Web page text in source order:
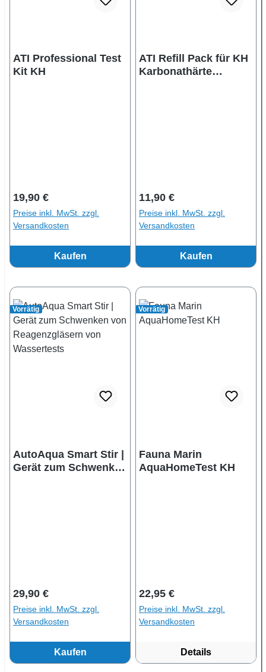
ATI Professional Test
Kit KH
Regulärer Preis:
19,90 €
Preise inkl. MwSt. zzgl.
Versandkosten
Kaufen
ATI Refill Pack für KH
Karbonathärte
Regulärer Preis:
11,90 €
Preise inkl. MwSt. zzgl.
Versandkosten
Kaufen
Vorrätig
AutoAqua Smart Stir |
Gerät zum Schwenken
Regulärer Preis:
29,90 €
Preise inkl. MwSt. zzgl.
Versandkosten
Kaufen
Vorrätig
Fauna Marin
AquaHomeTest KH
Regulärer Preis:
22,95 €
Preise inkl. MwSt. zzgl.
Versandkosten
Details